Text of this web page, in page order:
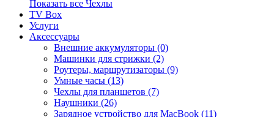
Показать все Чехлы
TV Box
Услуги
Аксессуары
Внешние аккумуляторы (0)
Машинки для стрижки (2)
Роутеры, маршрутизаторы (9)
Умные часы (13)
Чехлы для планшетов (7)
Наушники (26)
Зарядное устройство для MacBook (11)